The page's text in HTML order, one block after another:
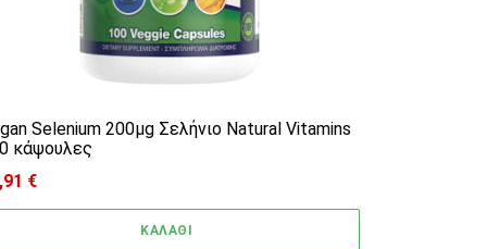
Selenium 200μg Σελήνιο Natural Vitamins
κάψουλες
€
ΚΑΛΑΘΙ